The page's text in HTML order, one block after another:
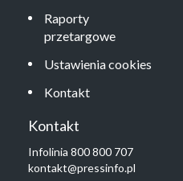
Raporty
przetargowe
Ustawienia cookies
Kontakt
Kontakt
Infolinia 800 800 707
kontakt@pressinfo.pl